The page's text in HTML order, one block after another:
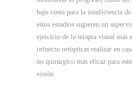
bajo costo para la insuficiencia de
estos estudios sugieren un
ejercicio de la terapia visual más
refuerzo ortópticas realizar en
no quirúrgico más eficaz para
visión.